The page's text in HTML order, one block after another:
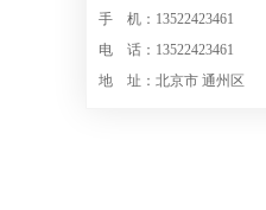
手 机：13522423461
电 话：13522423461
地 址：北京市 通州区